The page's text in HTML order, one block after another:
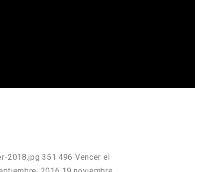
2018.jpg 351 496 Vencer el